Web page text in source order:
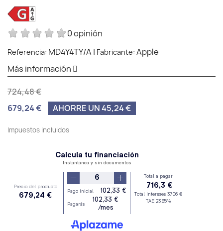
0 opinión
Referencia: MD4Y4TY/A | Fabricante: Apple
Más información
724,48 €
679,24 €
AHORRE UN 45,24 €
Impuestos incluidos